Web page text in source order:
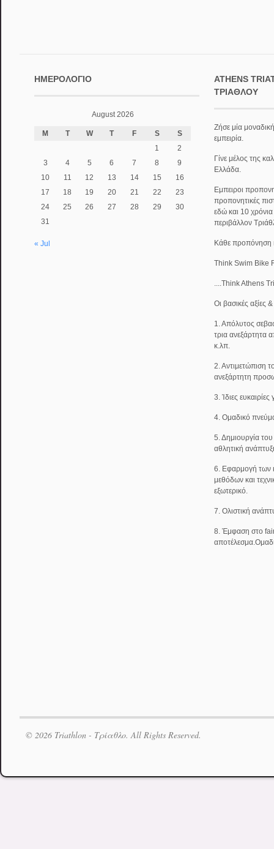
ΗΜΕΡΟΛΌΓΙΟ
August 2026
M T W T F S
S
1
2
3
4 5 6 7 8
9
10
11 12 13 14 15
16
17
18 19 20 21 22
23
24
25 26 27 28 29
30
31
« Jul
ATHENS
ΤΡΙΆΘΛΟΥ
Ζήσε μία
εμπειρία.
Γίνε μέλος της
Ελλάδα.
Εμπειροι
προπονητικές
εδώ και 10
περιβάλλον
Κάθε προπόνηση
Think Swim Bike
....Think Athens
Οι βασικές αξίες
1. Απόλυτος
τρια ανεξάρτητα
κ.λπ.
2. Αντιμετώπιση
ανεξάρτητη
3. Ίδιες
4. Ομαδικό
5. Δημιουργία
αθλητική
6. Εφαρμογή των
μεθόδων και
εξωτερικό.
7. Ολιστική
8. Έμφαση στο fair
© 2026 Triathlon - Τρίαθλο. All Rights Reserved.